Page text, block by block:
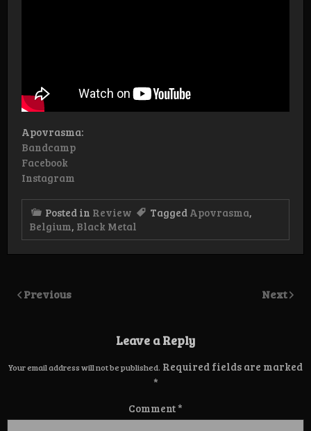
Apovrasma:
Bandcamp
Facebook
Instagram
Posted in Review Tagged Apovrasma,
Belgium, Black Metal
Previous Next
Leave a Reply
Your email address will not be published. Required fields are marked
*
Comment*